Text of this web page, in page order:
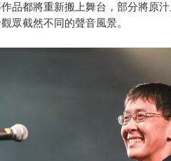
作品都將重新搬上舞台，部分將原
眾截然不同的聲音風景。